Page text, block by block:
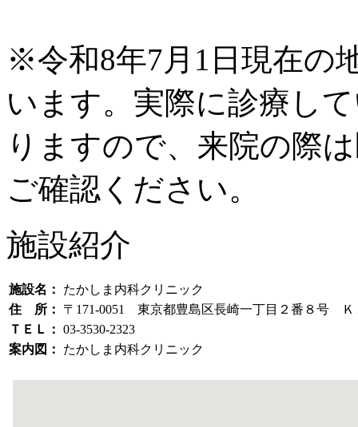
※令和8年7月1日現在の
います。実際に診療し
りますので、来院の際
ご確認ください。
施設紹介
施設名：
たかしま内科クリニック
住 所：
〒171-0051 東京都豊島区長崎一丁目２番８号 Ｋ
ＴＥＬ： 03-3530-2323
案内図：
たかしま内科クリニック